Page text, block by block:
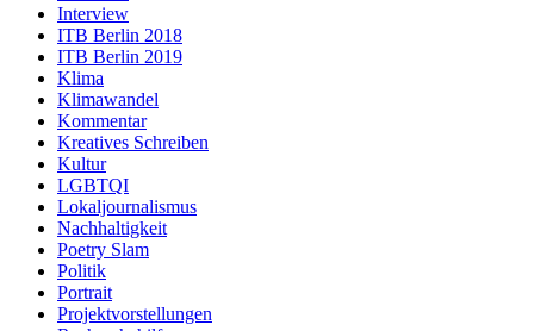
Interview
ITB Berlin 2018
ITB Berlin 2019
Klima
Klimawandel
Kommentar
Kreatives Schreiben
Kultur
LGBTQI
Lokaljournalismus
Nachhaltigkeit
Poetry Slam
Politik
Portrait
Projektvorstellungen